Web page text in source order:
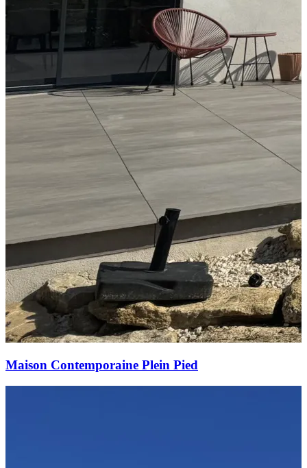
Maison Contemporaine Plein Pied